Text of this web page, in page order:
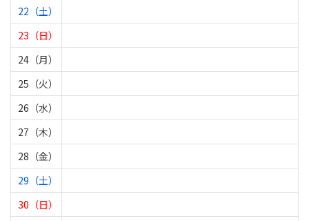
22（土）
23（日）
24（月）
25（火）
26（水）
27（木）
28（金）
29（土）
30（日）